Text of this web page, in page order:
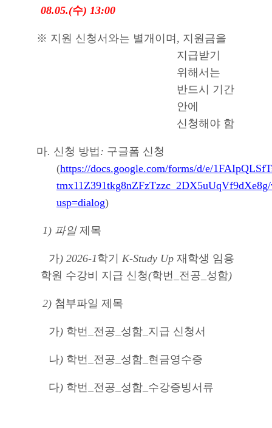
08.05.(수) 13:00
※ 지원 신청서와는 별개이며 , 지원금을
지급받기
위해서는
반드시 기간
안에
신청해야 함
마. 신청 방법 : 구글폼 신청
(https://docs.google.com/forms/d/e/
usp=dialog)
1) 파일제목
가) 2026-1학기 K-Study Up 재학생 임용
학원 수강비 지급 신청(학번 전공 성함)
2) 첨부파일 제목
가) 학번 전공 성함_ 지급 신청서
나) 학번 전공 성함_ 현금영수증
다) 학번 전공 성함_ 수강증빙서류